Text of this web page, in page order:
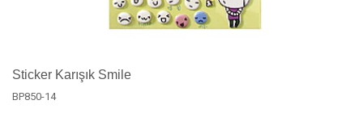
Sticker Karışık Smile
BP850-14